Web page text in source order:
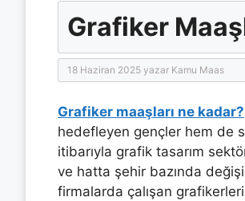
Grafiker
18 Haziran 2025 yazar Kamu Maas
Grafiker maaşları ne kadar?
hedefleyen gençler hem de
itibarıyla grafik tasarım
ve hatta şehir bazında
firmalarda çalışan